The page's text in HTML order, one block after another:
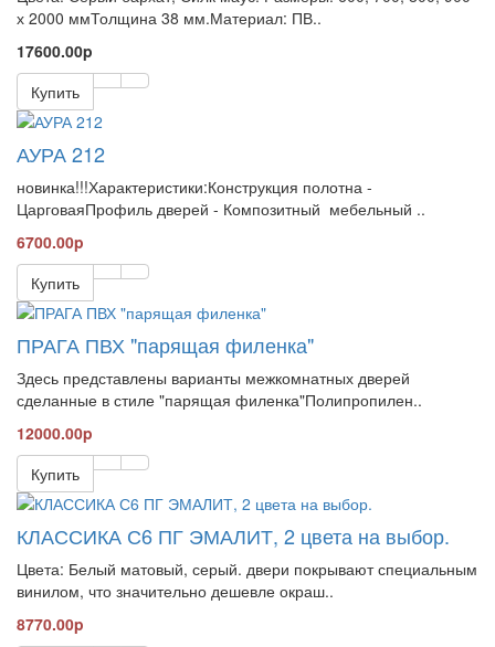
х 2000 ммТолщина 38 мм.Материал: ПВ..
17600.00p
Купить
АУРА 212
новинка!!!Характеристики:Конструкция полотна -
ЦарговаяПрофиль дверей - Композитный мебельный ..
6700.00p
Купить
ПРАГА ПВХ "парящая филенка"
Здесь представлены варианты межкомнатных дверей
сделанные в стиле "парящая филенка"Полипропилен..
12000.00p
Купить
КЛАССИКА С6 ПГ ЭМАЛИТ, 2 цвета на выбор.
Цвета: Белый матовый, серый. двери покрывают специальным
винилом, что значительно дешевле окраш..
8770.00p